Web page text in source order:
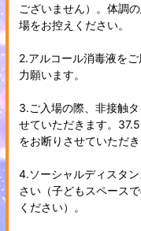
ございません）。体調
場をお控えください。
2.アルコール消毒液を
力願います。
3.ご入場の際、非接触
せていただきます。
をお断りさせていただき
4.ソーシャルディスタ
さい（子どもスペース
ください）。